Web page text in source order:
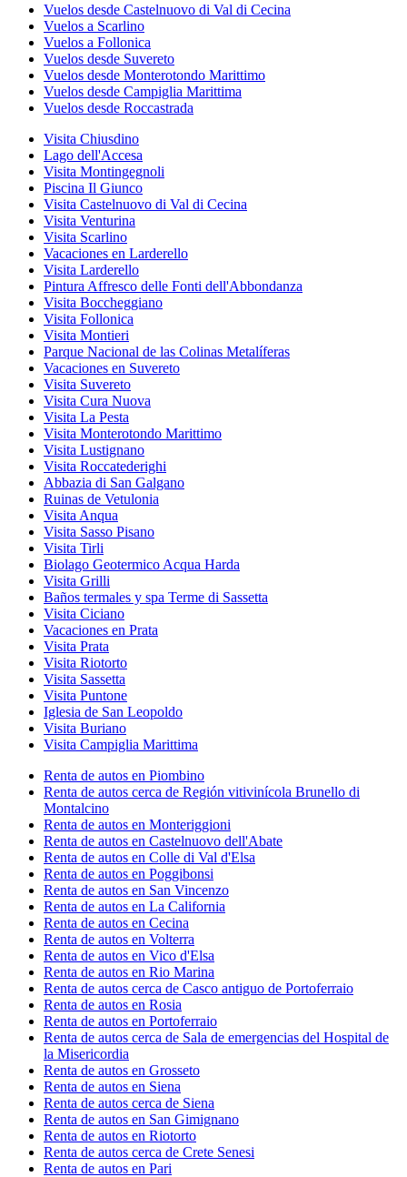
Vuelos desde Castelnuovo di Val di Cecina
Vuelos a Scarlino
Vuelos a Follonica
Vuelos desde Suvereto
Vuelos desde Monterotondo Marittimo
Vuelos desde Campiglia Marittima
Vuelos desde Roccastrada
Visita Chiusdino
Lago dell'Accesa
Visita Montingegnoli
Piscina Il Giunco
Visita Castelnuovo di Val di Cecina
Visita Venturina
Visita Scarlino
Vacaciones en Larderello
Visita Larderello
Pintura Affresco delle Fonti dell'Abbondanza
Visita Boccheggiano
Visita Follonica
Visita Montieri
Parque Nacional de las Colinas Metalíferas
Vacaciones en Suvereto
Visita Suvereto
Visita Cura Nuova
Visita La Pesta
Visita Monterotondo Marittimo
Visita Lustignano
Visita Roccatederighi
Abbazia di San Galgano
Ruinas de Vetulonia
Visita Anqua
Visita Sasso Pisano
Visita Tirli
Biolago Geotermico Acqua Harda
Visita Grilli
Baños termales y spa Terme di Sassetta
Visita Ciciano
Vacaciones en Prata
Visita Prata
Visita Riotorto
Visita Sassetta
Visita Puntone
Iglesia de San Leopoldo
Visita Buriano
Visita Campiglia Marittima
Renta de autos en Piombino
Renta de autos cerca de Región vitivinícola Brunello di
Montalcino
Renta de autos en Monteriggioni
Renta de autos en Castelnuovo dell'Abate
Renta de autos en Colle di Val d'Elsa
Renta de autos en Poggibonsi
Renta de autos en San Vincenzo
Renta de autos en La California
Renta de autos en Cecina
Renta de autos en Volterra
Renta de autos en Vico d'Elsa
Renta de autos en Rio Marina
Renta de autos cerca de Casco antiguo de Portoferraio
Renta de autos en Rosia
Renta de autos en Portoferraio
Renta de autos cerca de Sala de emergencias del Hospital de
la Misericordia
Renta de autos en Grosseto
Renta de autos en Siena
Renta de autos cerca de Siena
Renta de autos en San Gimignano
Renta de autos en Riotorto
Renta de autos cerca de Crete Senesi
Renta de autos en Pari